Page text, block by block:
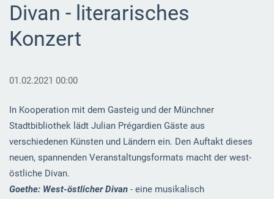
Divan - literarisches
Konzert
01.02.2021 00:00
In Kooperation mit dem Gasteig und der Münchner
Stadtbibliothek lädt Julian Prégardien Gäste aus
verschiedenen Künsten und Ländern ein. Den Auftakt dieses
neuen, spannenden Veranstaltungsformats macht der west-
östliche Divan.
Goethe: West-östlicher Divan- eine musikalisch